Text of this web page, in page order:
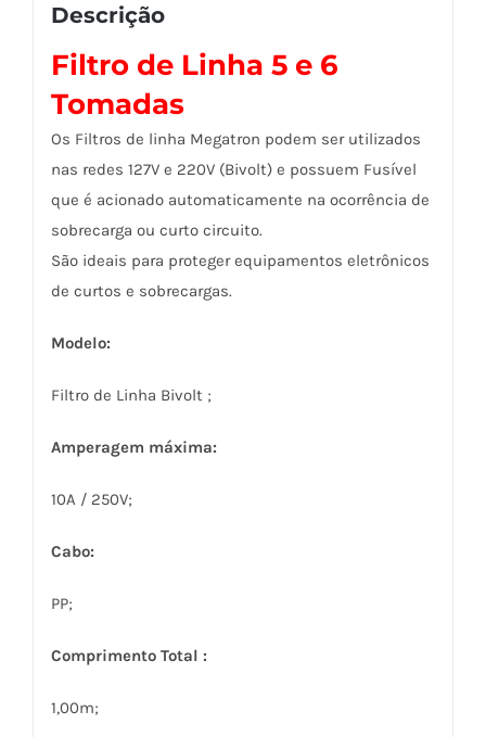
Descrição
Filtro de Linha 5 e 6
Tomadas
Os Filtros de linha Megatron podem ser utilizados
nas redes 127V e 220V (Bivolt) e possuem Fusível
que é acionado automaticamente na ocorrência de
sobrecarga ou curto circuito.
São ideais para proteger equipamentos eletrônicos
de curtos e sobrecargas.
Modelo:
Filtro de Linha Bivolt ;
Amperagem máxima:
10A / 250V;
Cabo:
PP;
Comprimento Total :
1,00m;